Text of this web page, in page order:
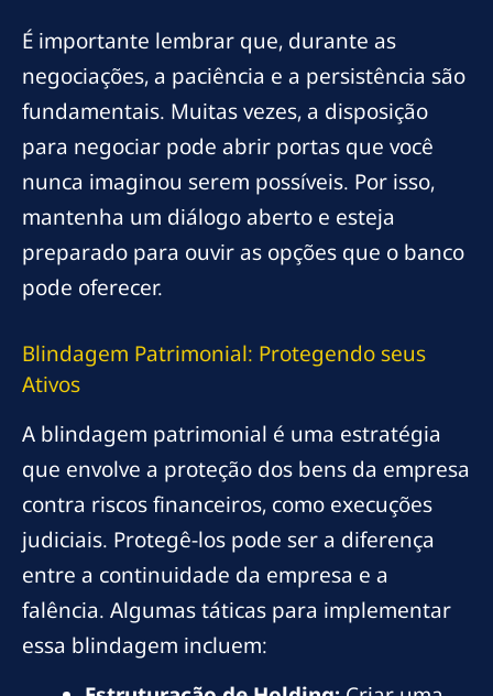
É importante lembrar que, durante as
negociações, a paciência e a persistência são
fundamentais. Muitas vezes, a disposição
para negociar pode abrir portas que você
nunca imaginou serem possíveis. Por isso,
mantenha um diálogo aberto e esteja
preparado para ouvir as opções que o banco
pode oferecer.
Blindagem Patrimonial: Protegendo seus
Ativos
A blindagem patrimonial é uma estratégia
que envolve a proteção dos bens da empresa
contra riscos financeiros, como execuções
judiciais. Protegê-los pode ser a diferença
entre a continuidade da empresa e a
falência. Algumas táticas para implementar
essa blindagem incluem: